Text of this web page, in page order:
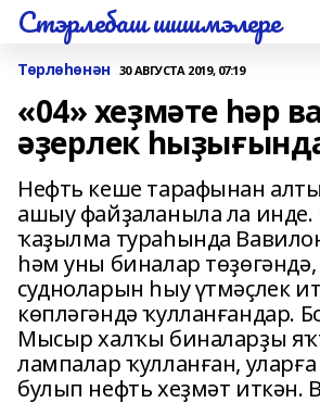
Стэрлебаш шишмэлере
Төрлөһөнән 30 АВГУСТА 2019, 07:19
«04» хеҙмәте һәр
әҙерлек
Нефть кеше тарафынан
ашыу файҙаланыла ла
ҡаҙылма тураһында
һәм уны биналар
судноларын һыу үтмәҫлек
көпләгәндә ҡулланғандар.
Мысыр халҡы биналарҙы
лампалар ҡулланған,
булып нефть хеҙмәт иткән.